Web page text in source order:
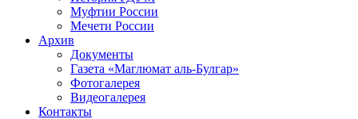
Муфтии России
Мечети России
Архив
Документы
Газета «Маглюмат аль-Булгар»
Фотогалерея
Видеогалерея
Контакты